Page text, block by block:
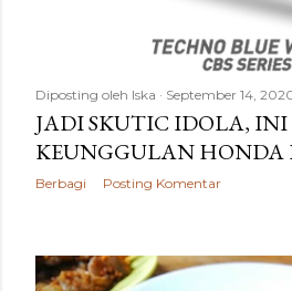
Diposting oleh Iska September 14,
JADI SKUTIC IDOLA, INI
KEUNGGULAN HONDA
Berbagi Posting Komentar